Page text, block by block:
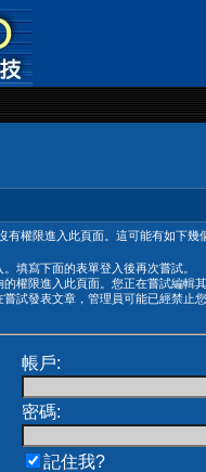
有權限進入此頁面。這可能有如下幾
填寫下面的表單登入後再次嘗試。
的權限進入此頁面。您正在嘗試編輯
嘗試發表文章，管理員可能已經禁止
帳戶:
密碼:
記住我?